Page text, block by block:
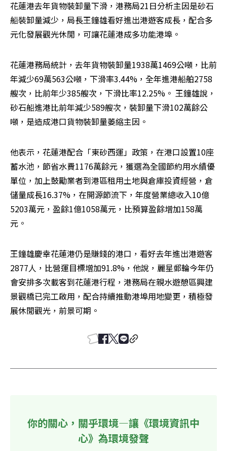
花蓮港去年貨物裝卸量下滑，港務局21日分析主因是砂石
船裝卸量減少，局長王鐘雄看好進出港遊客成長，配合多
元化發展觀光休閒，可讓花蓮港成多功能港埠。
花蓮港務局統計，去年貨物裝卸量1938萬1469公噸，比前
年減少69萬563公噸，下滑率3.44%，全年進港船舶2758
艘次，比前年少385艘次，下滑比率12.25%。 王鐘雄說，
砂石船進港比前年減少589艘次，裝卸量下滑102萬餘公
噸，是造成港口貨物裝卸量萎縮主因。
他表示，花蓮港配合「東砂西運」政策，在港口設置10座
蓄水池，節省水費1176萬餘元，獲選為全國節約用水績優
單位，加上鼓勵業者到港區租用土地與倉庫投資經營，倉
儲量成長16.37%，在開源節流下，年度營業總收入10億
5203萬元，盈餘1億1058萬元，比預算盈餘增加158萬
元。
王鐘雄慶幸花蓮港仍是賺錢的港口，看好去年進出港遊客
2877人，比營運目標增加91.8%，他說，麗星郵輪今年仍
會安排多次載客到花蓮港行程，港務局在親水遊憩區興建
景觀橋已完工啟用，配合持續推動港埠用地變更，積極發
展休閒觀光，前景可期。
你的關心，關乎環境—讓《環境資訊中
心》為環境發聲